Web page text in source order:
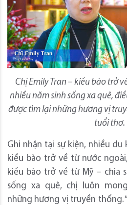
Chị Emily Tran – kiều bào trở
nhiều năm sinh sống xa quê,
được tìm lại những hương vị
tuổi thơ.
Ghi nhận tại sự kiện, nhiều
kiều bào trở về từ nước
kiều bào trở về từ Mỹ – chia
sống xa quê, chị luôn
những hương vị truyền thống.